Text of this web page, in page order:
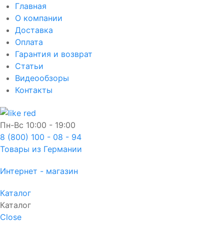
Главная
О компании
Доставка
Оплата
Гарантия и возврат
Статьи
Видеообзоры
Контакты
Пн-Вс 10:00 - 19:00
8 (800) 100 - 08 - 94
Товары из Германии
Интернет - магазин
Каталог
Каталог
Close